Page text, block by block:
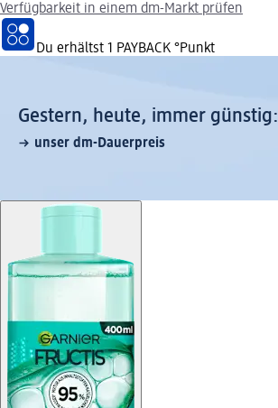
Verfügbarkeit in einem dm-Markt prüfen
Du erhältst 1 PAYBACK °Punkt
Gestern, heute, immer günstig:
unser dm-Dauerpreis